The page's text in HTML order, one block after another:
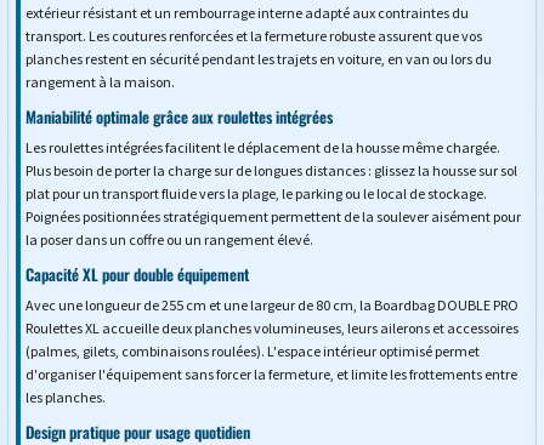
extérieur résistant et un rembourrage interne adapté aux contraintes du
transport. Les coutures renforcées et la fermeture robuste assurent que vos
planches restent en sécurité pendant les trajets en voiture, en van ou lors du
rangement à la maison.
Maniabilité optimale grâce aux roulettes intégrées
Les roulettes intégrées facilitent le déplacement de la housse même chargée.
Plus besoin de porter la charge sur de longues distances : glissez la housse sur sol
plat pour un transport fluide vers la plage, le parking ou le local de stockage.
Poignées positionnées stratégiquement permettent de la soulever aisément pour
la poser dans un coffre ou un rangement élevé.
Capacité XL pour double équipement
Avec une longueur de 255 cm et une largeur de 80 cm, la Boardbag DOUBLE PRO
Roulettes XL accueille deux planches volumineuses, leurs ailerons et accessoires
(palmes, gilets, combinaisons roulées). L'espace intérieur optimisé permet
d'organiser l'équipement sans forcer la fermeture, et limite les frottements entre
les planches.
Design pratique pour usage quotidien